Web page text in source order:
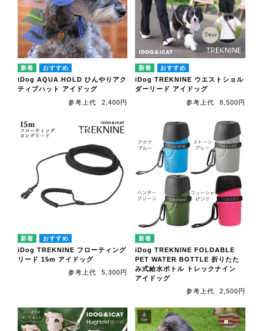
iDog AQUA HOLD ひんやりアク
ティブハット アイドッグ
参考上代
2,400円
iDog TREKNINE ウエストショル
ダーリード アイドッグ
参考上代
8,500円
iDog TREKNINE フローティング
リード 15m アイドッグ
参考上代
5,300円
iDog TREKNINE FOLDABLE
PET WATER BOTTLE 折りたた
み式給水ボトル トレックナイン
アイドッグ
参考上代
2,500円